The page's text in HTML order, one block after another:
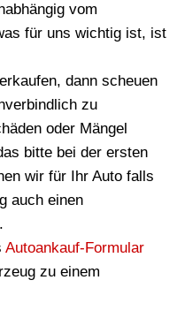
vom
für uns wichtig ist, ist
dann scheuen
zu
oder Mängel
bitte bei der ersten
wir für Ihr Auto falls
auch einen
Autoankauf-Formular
zu einem